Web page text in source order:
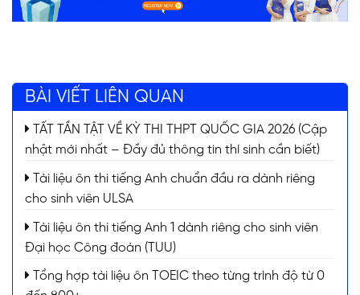
BÀI VIẾT LIÊN QUAN
TẤT TẦN TẬT VỀ KỲ THI THPT QUỐC GIA 2026 (Cập
nhật mới nhất – Đầy đủ thông tin thí sinh cần biết)
Tài liệu ôn thi tiếng Anh chuẩn đầu ra dành riêng
cho sinh viên ULSA
Tài liệu ôn thi tiếng Anh 1 dành riêng cho sinh viên
Đại học Công đoàn (TUU)
Tổng hợp tài liệu ôn TOEIC theo từng trình độ từ 0